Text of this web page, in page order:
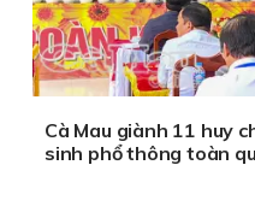
Cà Mau giành 11 huy
sinh phổ thông toàn